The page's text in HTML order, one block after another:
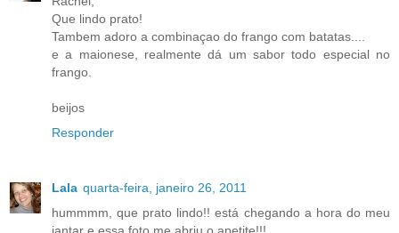
Que lindo prato!
Tambem adoro a combinaçao do frango com batatas....
e a maionese, realmente dá um sabor todo especial no
frango.
beijos
Responder
Lala quarta-feira, janeiro 26, 2011
hummmm, que prato lindo!! está chegando a hora do meu